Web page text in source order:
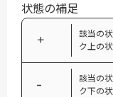
状態の補足
＋
該当の
ク上の
−
該当の
ク下の